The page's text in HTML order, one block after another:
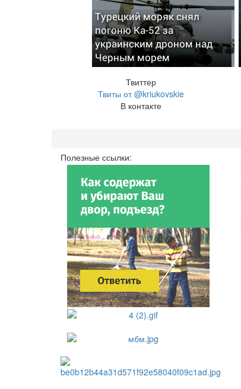
Турецкий моряк снял
погоню Ка-52 за
украинским дроном над
Черным морем
Твиттер
Твиты от @kriukovskie
В контакте
Полезные ссылки: